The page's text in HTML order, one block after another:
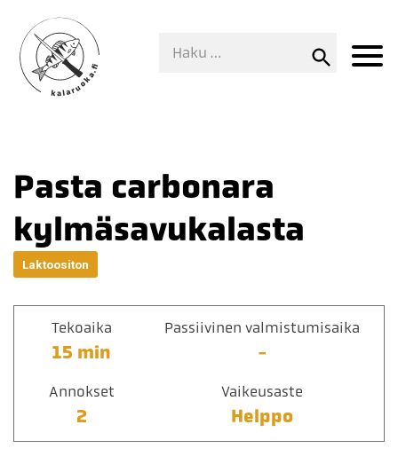
Pasta carbonara
kylmäsavukalasta
Laktoositon
Tekoaika
15 min
Passiivinen valmistumisaika
-
Annokset
2
Vaikeusaste
Helppo